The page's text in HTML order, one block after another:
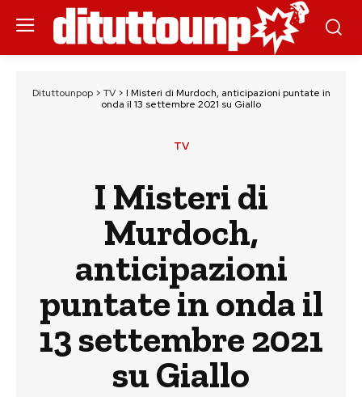
Dituttounpop> TV> I Misteri di Murdoch, anticipazioni puntate in
onda il 13 settembre 2021 su Giallo
TV
I Misteri di
Murdoch,
anticipazioni
puntate in onda il
13 settembre 2021
su Giallo